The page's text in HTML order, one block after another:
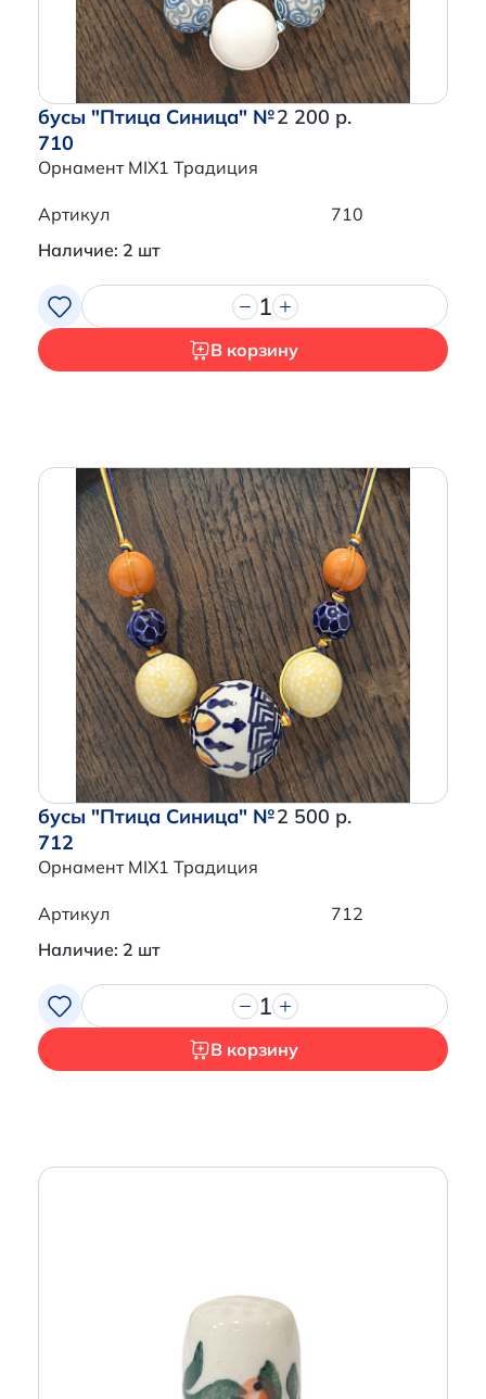
бусы "Птица Синица" №
710
Орнамент MIX1 Традиция
2 200 р.
Артикул
710
Наличие: 2 шт
1
В корзину
бусы "Птица Синица" №
712
Орнамент MIX1 Традиция
2 500 р.
Артикул
712
Наличие: 2 шт
1
В корзину